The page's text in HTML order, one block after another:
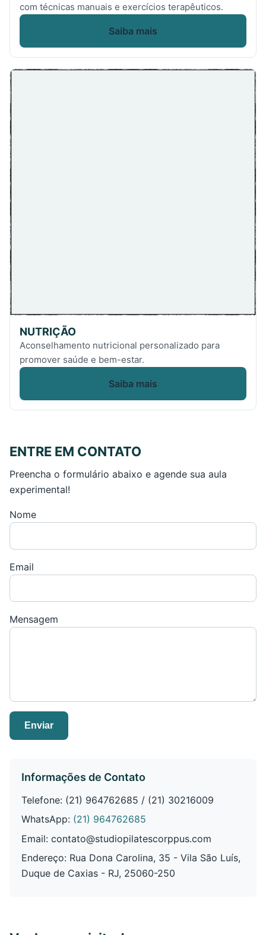
com técnicas manuais e exercícios terapêuticos.
Saiba mais
NUTRIÇÃO
Aconselhamento nutricional personalizado para
promover saúde e bem-estar.
Saiba mais
ENTRE EM CONTATO
Preencha o formulário abaixo e agende sua aula
experimental!
Nome
Email
Mensagem
Enviar
Informações de Contato
Telefone: (21) 964762685 / (21) 30216009
WhatsApp: (21) 964762685
Email: contato@studiopilatescorppus.com
Endereço: Rua Dona Carolina, 35 - Vila São Luís,
Duque de Caxias - RJ, 25060-250